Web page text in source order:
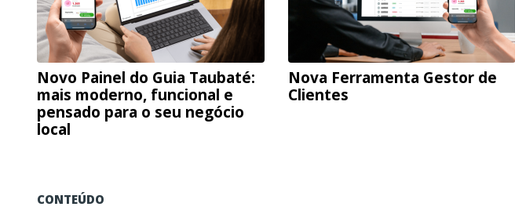
Novo Painel do Guia Taubaté:
mais moderno, funcional e
pensado para o seu negócio
local
Nova Ferramenta Gestor de
Clientes
CONTEÚDO